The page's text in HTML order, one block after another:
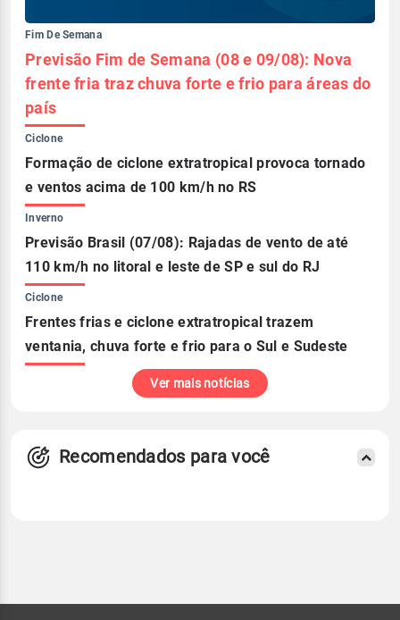
Fim De Semana
Previsão Fim de Semana (08 e 09/08): Nova
frente fria traz chuva forte e frio para áreas do
país
Ciclone
Formação de ciclone extratropical provoca tornado
e ventos acima de 100 km/h no RS
Inverno
Previsão Brasil (07/08): Rajadas de vento de até
110 km/h no litoral e leste de SP e sul do RJ
Ciclone
Frentes frias e ciclone extratropical trazem
ventania, chuva forte e frio para o Sul e Sudeste
Ver mais notícias
Recomendados para você